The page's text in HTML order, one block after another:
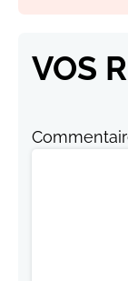
VOS